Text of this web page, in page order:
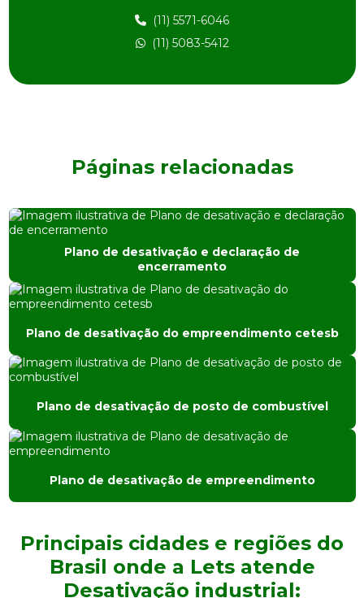
Avaliação de risco ambiental
Avaliação de risco na construção civil
Avaliação de risco e impacto ambiental
Consultoria ambiental preço
Consultoria ambiental são paulo
Consultoria ambiental sp
Consultoria e engenharia ambiental
Consultoria de meio ambiente
Desativação industrial
Empresa de análise de água
Empresa de consultoria ambiental em sp
(11) 5571-6046
(11) 5083-5412
Páginas relacionadas
Plano de desativação e declaração de
encerramento
Plano de desativação do empreendimento cetesb
Plano de desativação de posto de combustível
Plano de desativação de empreendimento
Principais cidades e regiões do
Brasil onde a Lets atende
Desativação industrial: